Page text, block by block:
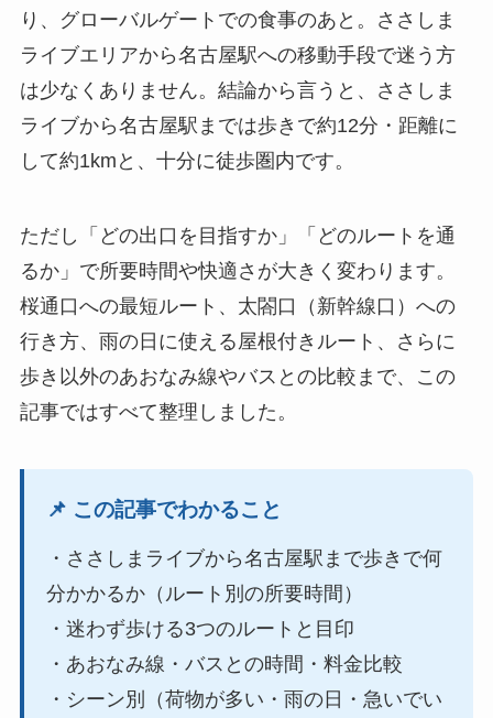
り、グローバルゲートでの食事のあと。ささしま
ライブエリアから名古屋駅への移動手段で迷う方
は少なくありません。結論から言うと、ささしま
ライブから名古屋駅までは歩きで約12分・距離に
して約1kmと、十分に徒歩圏内です。
ただし「どの出口を目指すか」「どのルートを通
るか」で所要時間や快適さが大きく変わります。
桜通口への最短ルート、太閤口（新幹線口）への
行き方、雨の日に使える屋根付きルート、さらに
歩き以外のあおなみ線やバスとの比較まで、この
記事ではすべて整理しました。
📌 この記事でわかること
・ささしまライブから名古屋駅まで歩きで何
分かかるか（ルート別の所要時間）
・迷わず歩ける3つのルートと目印
・あおなみ線・バスとの時間・料金比較
・シーン別（荷物が多い・雨の日・急いでい